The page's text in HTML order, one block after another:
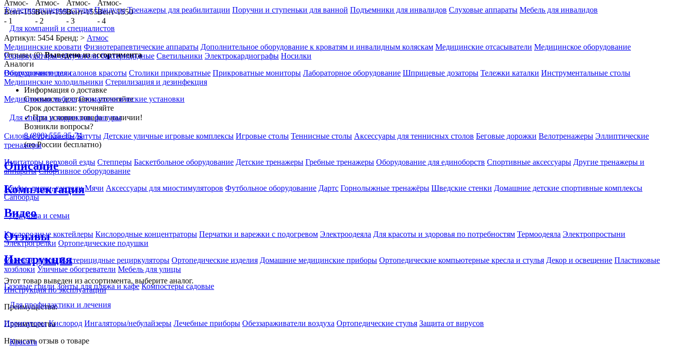
Туалетно-душевые стулья Пандусы Тренажеры для реабилитации Поручни и ступеньки для ванной Подъемники для инвалидов Слуховые аппараты Мебель для инвалидов
Для компаний и специалистов
Медицинские кровати Физиотерапевтические аппараты Дополнительное оборудование к кроватям и инвалидным коляскам Медицинские отсасыватели Медицинское оборудование
Рециркуляторы-облучатели бактерицидные Светильники Электрокардиографы Носилки
Оборудование для салонов красоты Столики прикроватные Прикроватные мониторы Лабораторное оборудование Шприцевые дозаторы Тележки каталки Инструментальные столы
Медицинские холодильники Стерилизация и дезинфекция
Медицинская мебель Стоматологические установки
Для спорта и коррекции фигуры
Силовые тренажеры Батуты Детские уличные игровые комплексы Игровые столы Теннисные столы Аксессуары для теннисных столов Беговые дорожки Велотренажеры Эллиптические
тренажеры
Имитаторы верховой езды Степперы Баскетбольное оборудование Детские тренажеры Гребные тренажеры Оборудование для единоборств Спортивные аксессуары Другие тренажеры и
аппараты Спортивное оборудование
Грифы, диски, гантели Мячи Аксессуары для миостимуляторов Футбольное оборудование Дартс Горнолыжные тренажёры Шведские стенки Домашние детские спортивные комплексы
Сапборды
Для дома и семьи
Кислородные коктейлеры Кислородные концентраторы Перчатки и варежки с подогревом Электроодеяла Для красоты и здоровья по потребностям Термоодеяла Электропростыни
Электрогрелки Ортопедические подушки
Солевые лампы Бактерицидные рециркуляторы Ортопедические изделия Домашние медицинские приборы Ортопедические компьютерные кресла и стулья Декор и освещение Пластиковые
хозблоки Уличные обогреватели Мебель для улицы
Газовые грили Зонты для пляжа и кафе Компостеры садовые
Для профилактики и лечения
Ирригаторы Кислород Ингаляторы/небулайзеры Лечебные приборы Обеззараживатели воздуха Ортопедические стулья Защита от вирусов
Красота
Артикул: 5454 Бренд: > Атмос
Отзывы (0)Выведено из ассортимента
Аналоги
Воздухоочистители
Информация о доставке
Стоимость доставки: уточняйте
Срок доставки: уточняйте
✓При условии товара в наличии!
Возникли вопросы?
8 (800) 555-35-74
(по России бесплатно)
Описание
Комплектация
Видео
Отзывы
Инструкция
Этот товар выведен из ассортимента, выберите аналог.
Инструкция по эксплуатации
Преимущества:
Преимущества
Написать отзыв о товаре